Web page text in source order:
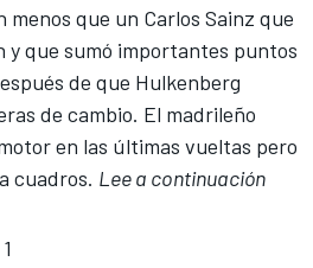
menos que un Carlos Sainz que
y que sumó importantes puntos
de que Hulkenberg
de cambio. El madrileño
en las últimas vueltas pero
cuadros. Lee a continuación